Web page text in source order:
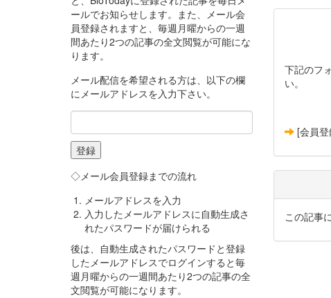
下記のフ
い。
[会員登
この記事
ールでお知らせします。また、メール会
員登録されますと、毎週月曜からの一週
間あたり2つの記事の全文閲覧が可能にな
ります。
メール配信を希望される方は、以下の欄
にメールアドレスを入力下さい。
◇メール会員登録までの流れ
メールアドレスを入力
入力したメールアドレスに自動生成さ
れたパスワードが届けられる
後は、自動生成されたパスワードと登録
したメールアドレスでログインすると毎
週月曜からの一週間あたり2つの記事の全
文閲覧が可能になります。